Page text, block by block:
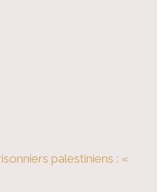
palestiniens : «